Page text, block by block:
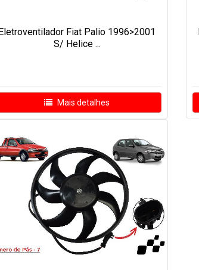
Eletroventilador Fiat Palio 1996>2001
S/ Helice ...
Mais detalhes